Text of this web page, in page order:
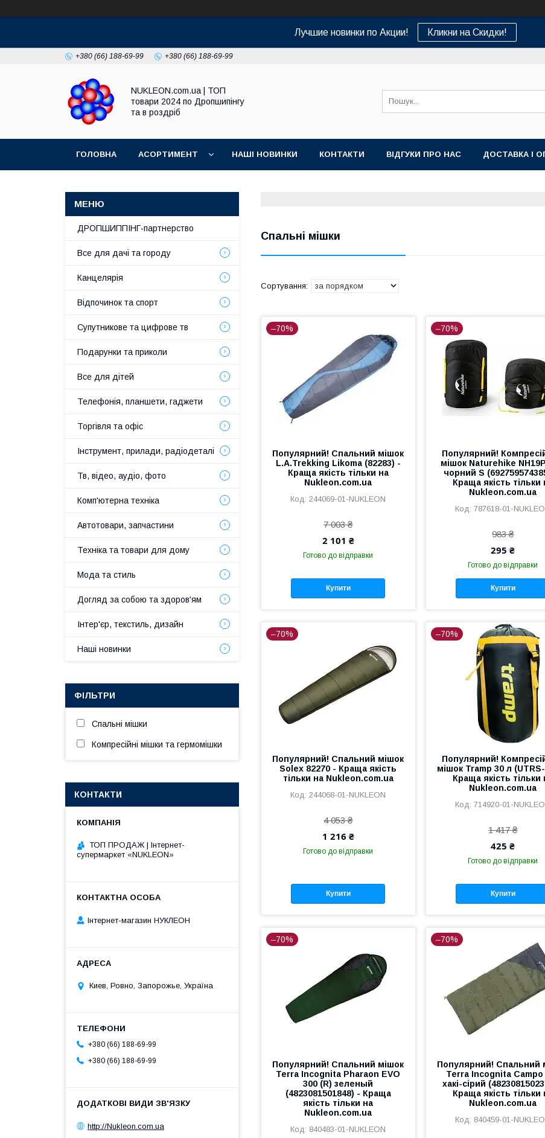
Лучшие новинки по Акции! Кликни на Скидки!
+380 (66) 188-69-99 +380 (66) 188-69-99
NUKLEON.com.ua | ТОП
товари 2024 по Дропшипінгу
та в роздріб
ГОЛОВНА АСОРТИМЕНТ НАШІ НОВИНКИ КОНТАКТИ ВІДГУКИ ПРО НАС ДОСТАВКА І
Спальні мішки
–70%
Популярний! Спальний мішок
L.A.Trekking Likoma (82283) -
Краща якість тільки на
Nukleon.com.ua
244069-01-NUKLEON
7 003 ₴
2 101 ₴
Готово до відправки
Купити
–70%
Популярний!
мішок Naturehike
чорний S
Краща якість тільки
Nukleon.com.ua
787618-01-
983 ₴
295 ₴
Готово до відправки
Купити
–70%
Популярний! Спальний мішок
Solex 82270 - Краща якість
тільки на Nukleon.com.ua
244068-01-NUKLEON
4 053 ₴
1 216 ₴
Готово до відправки
Купити
–70%
Популярний!
мішок Tramp 30 л
Краща якість тільки
Nukleon.com.ua
714920-01-
1 417 ₴
425 ₴
Готово до відправки
Купити
–70%
Популярний! Спальний мішок
Terra Incognita Pharaon EVO
300 (R) зеленый
(4823081501848) - Краща
якість тільки на
Nukleon.com.ua
840483-01-NUKLEON
–70%
Популярний! Спальний
Terra Incognita Campo
хакі-сірий
Краща якість тільки
Nukleon.com.ua
840459-01-
ДРОПШИППІНГ-партнерство
Все для дачі та городу
Канцелярія
Відпочинок та спорт
Супутникове та цифрове тв
Подарунки та приколи
Все для дітей
Телефонія, планшети, гаджети
Торгівля та офіс
Інструмент, прилади, радіодеталі
Тв, відео, аудіо, фото
Комп'ютерна техніка
Автотовари, запчастини
Техніка та товари для дому
Мода та стиль
Догляд за собою та здоров'ям
Інтер'єр, текстиль, дизайн
Наші новинки
ФІЛЬТРИ
Спальні мішки
Компресійні мішки та гермомішки
КОНТАКТИ
ТОП ПРОДАЖ | Інтернет-
супермаркет «NUKLEON»
Інтернет-магазин НУКЛЕОН
Киев, Ровно, Запорожье, Україна
+380 (66) 188-69-99
+380 (66) 188-69-99
http://Nukleon.com.ua